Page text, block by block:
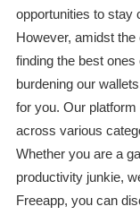
opportunities to stay
However, amidst
finding the best
burdening our
for you. Our
across various
Whether you are a
productivity junkie,
Freeapp, you can